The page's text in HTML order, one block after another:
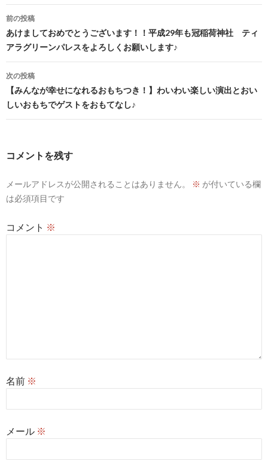
投
稿
ナ
ビ
ゲ
ー
ョ
ン
前の投稿
あけましておめでとうございます！！平成29年も冠稲荷神社 ティ
アラグリーンパレスをよろしくお願いします♪
次の投稿
【みんなが幸せになれるおもちつき！】わいわい楽しい演出とおい
しいおもちでゲストをおもてなし♪
コメントを残す
メールアドレスが公開されることはありません。 ※ が付いている欄
は必須項目です
コメント ※
名前 ※
メール ※